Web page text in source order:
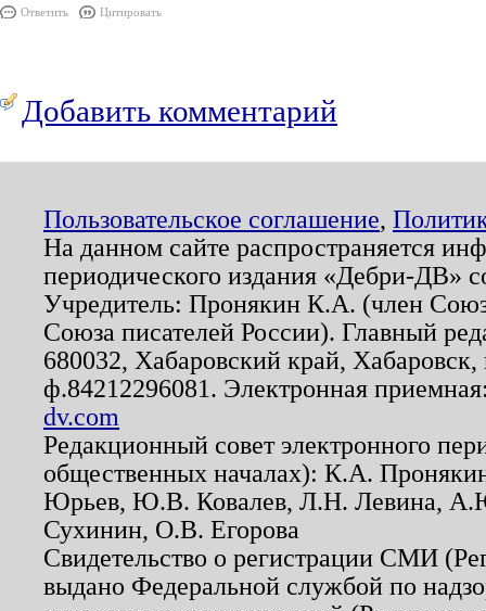
Ответить Цитировать
Добавить комментарий
Пользовательское соглашение,
На данном сайте распространяется
периодического издания «Дебри-ДВ»
Учредитель: Пронякин К.А. (член
Союза писателей России). Главный
680032, Хабаровский край,
ф.84212296081. Электронная
dv.com
Редакционный совет электронного
общественных началах): К.А.
Юрьев, Ю.В. Ковалев, Л.Н. Левина,
Сухинин, О.В. Егорова
Свидетельство о регистрации СМИ
выдано Федеральной службой по